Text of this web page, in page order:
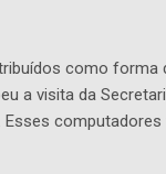
como forma
visita da